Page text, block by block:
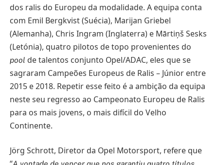
dos ralis do Europeu da modalidade. A equipa conta
com Emil Bergkvist (Suécia), Marijan Griebel
(Alemanha), Chris Ingram (Inglaterra) e Mārtiņš Sesks
(Letónia), quatro pilotos de topo provenientes do
pool de talentos conjunto Opel/ADAC, eles que se
sagraram Campeões Europeus de Ralis – Júnior entre
2015 e 2018. Repetir esse feito é a ambição da equipa
neste seu regresso ao Campeonato Europeu de Ralis
para os mais jovens, o mais difícil do Velho
Continente.
Jörg Schrott, Diretor da Opel Motorsport, refere que